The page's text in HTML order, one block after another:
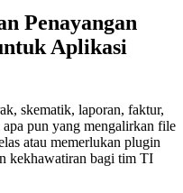
Penayangan
Aplikasi
skematik, laporan, faktur,
pun yang mengalirkan file
atau memerlukan plugin
kekhawatiran bagi tim TI